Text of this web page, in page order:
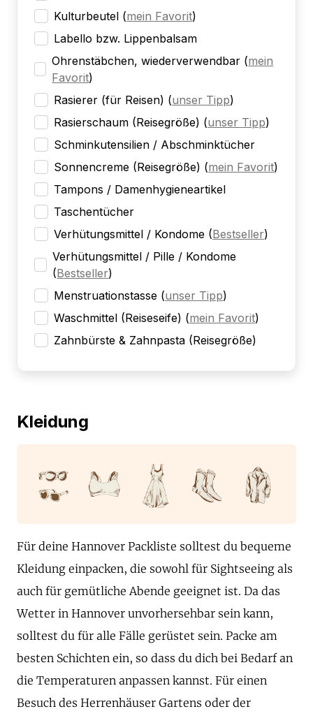
Kulturbeutel (mein Favorit)
Labello bzw. Lippenbalsam
Ohrenstäbchen, wiederverwendbar (mein
Favorit)
Rasierer (für Reisen) (unser Tipp)
Rasierschaum (Reisegröße) (unser Tipp)
Schminkutensilien / Abschminktücher
Sonnencreme (Reisegröße) (mein Favorit)
Tampons / Damenhygieneartikel
Taschentücher
Verhütungsmittel / Kondome (Bestseller)
Verhütungsmittel / Pille / Kondome
(Bestseller)
Menstruationstasse (unser Tipp)
Waschmittel (Reiseseife) (mein Favorit)
Zahnbürste & Zahnpasta (Reisegröße)
Kleidung
Für deine Hannover Packliste solltest du bequeme
Kleidung einpacken, die sowohl für Sightseeing als
auch für gemütliche Abende geeignet ist. Da das
Wetter in Hannover unvorhersehbar sein kann,
solltest du für alle Fälle gerüstet sein. Packe am
besten Schichten ein, so dass du dich bei Bedarf an
die Temperaturen anpassen kannst. Für einen
Besuch des Herrenhäuser Gartens oder der